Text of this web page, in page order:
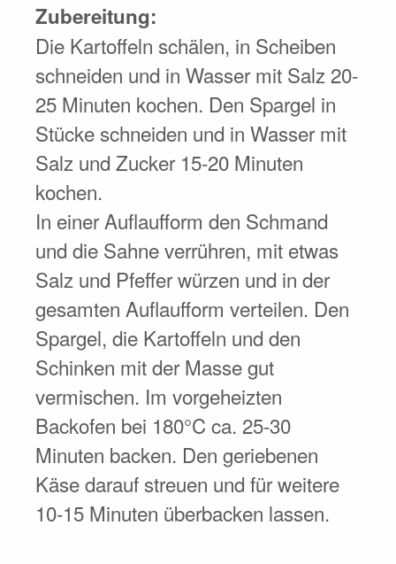
Zubereitung:
Die Kartoffeln schälen, in Scheiben
schneiden und in Wasser mit Salz 20-
25 Minuten kochen. Den Spargel in
Stücke schneiden und in Wasser mit
Salz und Zucker 15-20 Minuten
kochen.
In einer Auflaufform den Schmand
und die Sahne verrühren, mit etwas
Salz und Pfeffer würzen und in der
gesamten Auflaufform verteilen. Den
Spargel, die Kartoffeln und den
Schinken mit der Masse gut
vermischen. Im vorgeheizten
Backofen bei 180°C ca. 25-30
Minuten backen. Den geriebenen
Käse darauf streuen und für weitere
10-15 Minuten überbacken lassen.